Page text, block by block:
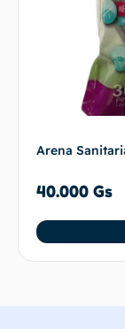
Arena
40.000 Gs